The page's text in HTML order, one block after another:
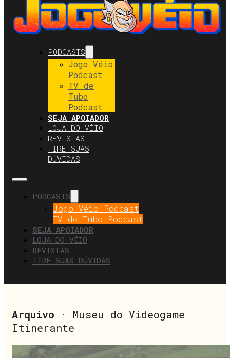
PODCASTS
Jogo Véio
Podcast
TV de
Tubo
Podcast
SEJA APOIADOR
LOJA DO VÉIO
REVISTAS
TIRE SUAS
DÚVIDAS
PODCASTS
Jogo Véio Podcast
TV de Tubo Podcast
SEJA APOIADOR
LOJA DO VÉIO
REVISTAS
TIRE SUAS DÚVIDAS
Arquivo · Museu do Videogame
Itinerante